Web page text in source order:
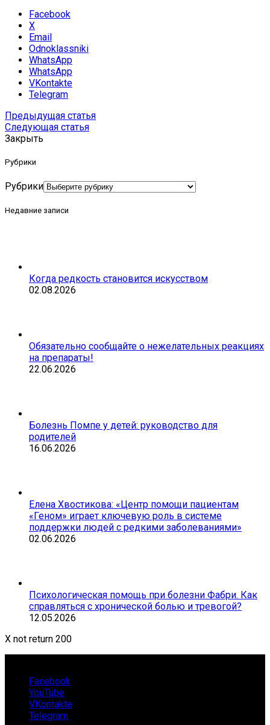
Facebook
X
Email
Odnoklassniki
WhatsApp
WhatsApp
VKontakte
Telegram
Предыдущая статья
Следующая статья
Закрыть
Рубрики
Рубрики
Недавние записи
Когда редкость становится искусством
02.08.2026
Обязательно сообщайте о нежелательных реакциях
на препараты!
22.06.2026
Болезнь Помпе у детей: руководство для
родителей
16.06.2026
Елена Хвостикова: «Центр помощи пациентам
«Геном» играет ключевую роль в системе
поддержки людей с редкими заболеваниями»
02.06.2026
Психологическая помощь при болезни Фабри. Как
справляться с хронической болью и тревогой?
12.05.2026
X not return 200
Facebook
YouTube
VKontakte
Telegram